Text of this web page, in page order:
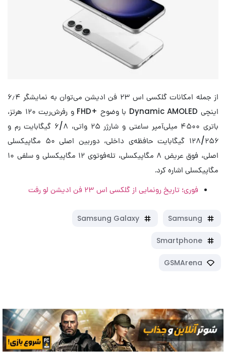
از جمله امکانات گلکسی اس ۲۳ فن ادیشن می‌توان به نمایشگر ۶٫۴
اینچی Dynamic AMOLED با وضوح +FHD و رفرش‌ریت ۱۲۰ هرتز،
باتری ۴۵۰۰ میلی‌آمپر ساعتی و شارژر ۲۵ واتی، ۶/۸ گیگابایت رم و
۱۲۸/۲۵۶ گیگابایت حافظه‌ی داخلی، دوربین اصلی ۵۰ مگاپیکسلی
اصلی، فوق عریض ۸ مگاپیکسلی، تله‌فوتوی ۱۲ مگاپیکسلی و سلفی ۱۰
مگاپیکسلی اشاره کرد.
فوری؛ تاریخ رونمایی از گلکسی اس ۲۳ فن ادیشن لو رفت
Samsung
Samsung Galaxy
Smartphone
GSMArena